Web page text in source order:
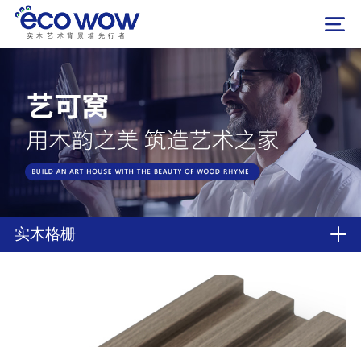
实木艺术背景墙先行者
实木格栅